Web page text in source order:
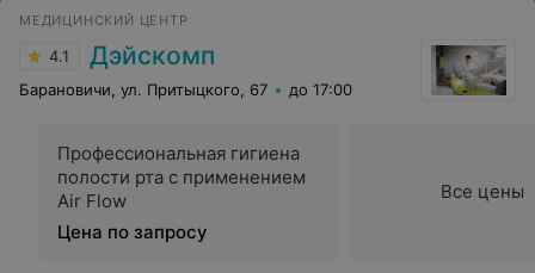
МЕДИЦИНСКИЙ ЦЕНТР
4.1 Дэйскомп
Барановичи, ул. Притыцкого, 67 до 17:00
Профессиональная гигиена
полости рта с применением
Air Flow
Цена по запросу
Все цены